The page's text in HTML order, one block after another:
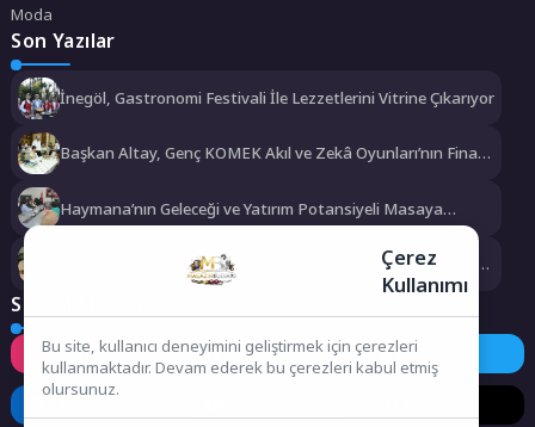
Moda
Son Yazılar
İnegöl, Gastronomi Festivali İle Lezzetlerini Vitrine Çıkarıyor
Başkan Altay, Genç KOMEK Akıl ve Zekâ Oyunları’nın Final
Haymana’nın Geleceği ve Yatırım Potansiyeli Masaya
Yatırıldı
Manisa Büyükşehir Belediyesi “Sağlıklı İşyeri” Sertifikasını
Sosyal Medya
Instagram Facebook Twitter
Çerez
Kullanımı
Bu site, kullanıcı deneyimini geliştirmek için çerezleri
kullanmaktadır. Devam ederek bu çerezleri kabul etmiş
olursunuz.